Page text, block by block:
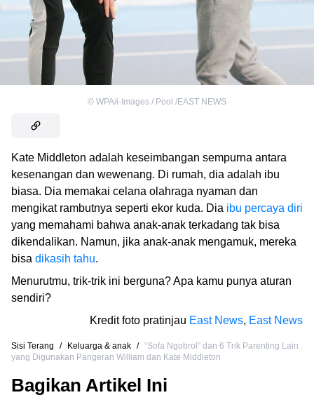
© WPA/i-Images / Pool /EAST NEWS
Kate Middleton adalah keseimbangan sempurna antara
kesenangan dan wewenang. Di rumah, dia adalah ibu
biasa. Dia memakai celana olahraga nyaman dan
mengikat rambutnya seperti ekor kuda. Dia ibu percaya diri
yang memahami bahwa anak-anak terkadang tak bisa
dikendalikan. Namun, jika anak-anak mengamuk, mereka
bisa dikasih tahu.
Menurutmu, trik-trik ini berguna? Apa kamu punya aturan
sendiri?
Kredit foto pratinjau East News, East News
Sisi Terang / Keluarga & anak / “Sofa Ngobrol” dan 6 Trik Parenting Lain
yang Digunakan Pangeran William dan Kate Middleton
Bagikan Artikel Ini